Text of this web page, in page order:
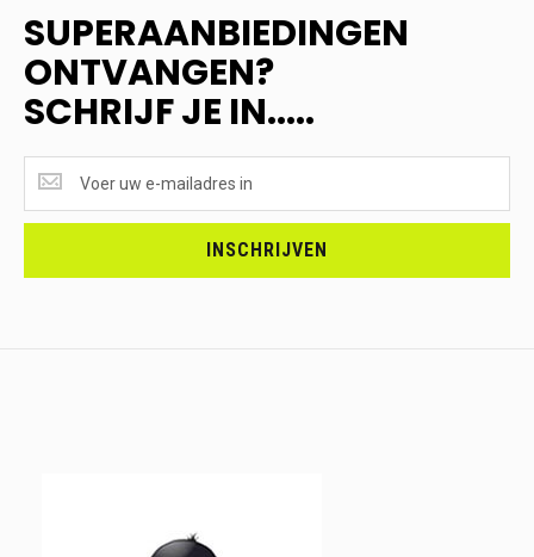
SUPERAANBIEDINGEN
ONTVANGEN?
SCHRIJF JE IN.....
ONTVANGEN?
<br>SCHRIJF
INSCHRIJVEN